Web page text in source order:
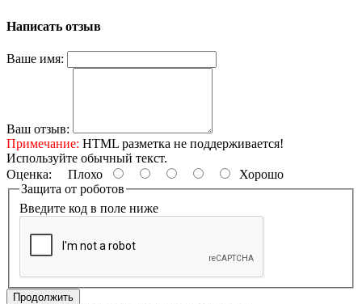
Написать отзыв
Ваше имя:
Ваш отзыв:
Примечание: HTML разметка не поддерживается!
Используйте обычный текст.
Оценка: Плохо
Хорошо
Защита от роботов
Введите код в поле ниже
Продолжить